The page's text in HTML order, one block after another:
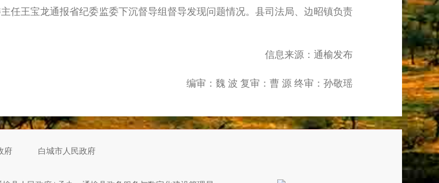
王宝龙通报省纪委监委下沉督导组督导发现问题情况。县司法局、边昭镇负责
信息来源：通榆发布
编审：魏 波 复审：曹 源 终审：孙敬瑶
府 白城市人民政府